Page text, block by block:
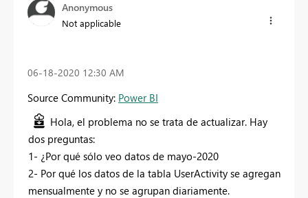
Anonymous
Not applicable
‎06-18-2020 12:30 AM
Source Community: Power BI
Hola, el problema no se trata de actualizar. Hay
dos preguntas:
1- ¿Por qué sólo veo datos de mayo-2020
2- Por qué los datos de la tabla UserActivity se agregan
mensualmente y no se agrupan diariamente.